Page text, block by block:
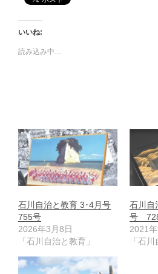
いいね:
読み込み中…
石川自治と教育 3･4月号
755号
2026年3月8日
「石川自治と教育」
石川自
号
2021
「石